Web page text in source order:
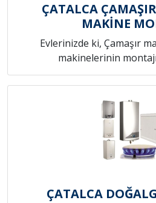
ÇATALCA
MAKİNE
Evlerinizde ki, Çamaşır
makinelerinin
ÇATALCA